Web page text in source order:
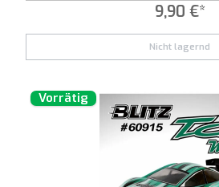
9,90 €*
Nicht lagernd
Vorrätig